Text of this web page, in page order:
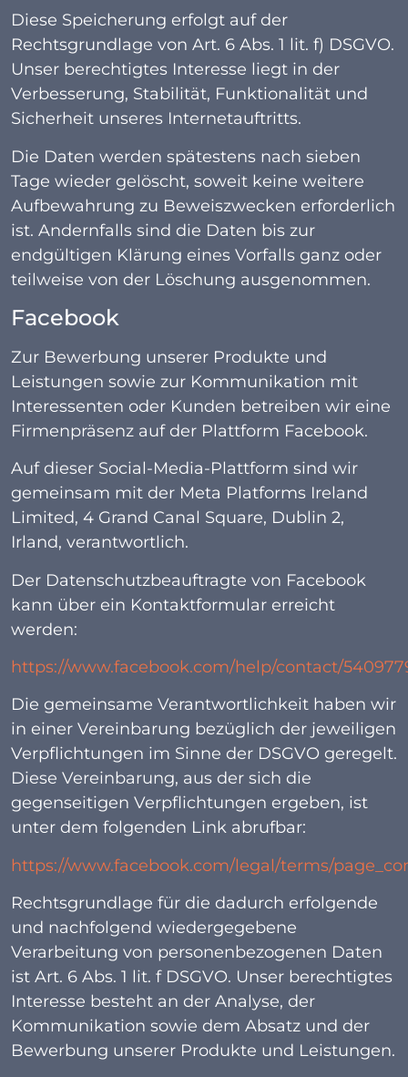
Diese Speicherung erfolgt auf der
Rechtsgrundlage von Art. 6 Abs. 1 lit. f) DSGVO.
Unser berechtigtes Interesse liegt in der
Verbesserung, Stabilität, Funktionalität und
Sicherheit unseres Internetauftritts.
Die Daten werden spätestens nach sieben
Tage wieder gelöscht, soweit keine weitere
Aufbewahrung zu Beweiszwecken erforderlich
ist. Andernfalls sind die Daten bis zur
endgültigen Klärung eines Vorfalls ganz oder
teilweise von der Löschung ausgenommen.
Facebook
Zur Bewerbung unserer Produkte und
Leistungen sowie zur Kommunikation mit
Interessenten oder Kunden betreiben wir eine
Firmenpräsenz auf der Plattform Facebook.
Auf dieser Social-Media-Plattform sind wir
gemeinsam mit der Meta Platforms Ireland
Limited, 4 Grand Canal Square, Dublin 2,
Irland, verantwortlich.
Der Datenschutzbeauftragte von Facebook
kann über ein Kontaktformular erreicht
werden:
https://www.facebook.com/help/contact/
Die gemeinsame Verantwortlichkeit haben wir
in einer Vereinbarung bezüglich der jeweiligen
Verpflichtungen im Sinne der DSGVO geregelt.
Diese Vereinbarung, aus der sich die
gegenseitigen Verpflichtungen ergeben, ist
unter dem folgenden Link abrufbar:
https://www.facebook.com/legal/terms/
Rechtsgrundlage für die dadurch erfolgende
und nachfolgend wiedergegebene
Verarbeitung von personenbezogenen Daten
ist Art. 6 Abs. 1 lit. f DSGVO. Unser berechtigtes
Interesse besteht an der Analyse, der
Kommunikation sowie dem Absatz und der
Bewerbung unserer Produkte und Leistungen.